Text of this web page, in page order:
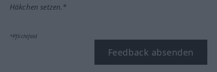
Häkchen setzen.*
*Pflichtfeld
Feedback absenden